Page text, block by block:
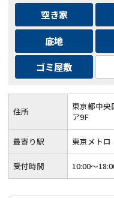
空き家
底地
ゴミ屋敷
住所
東京都中央
ア9F
最寄り駅 東京メト
受付時間 10:00～